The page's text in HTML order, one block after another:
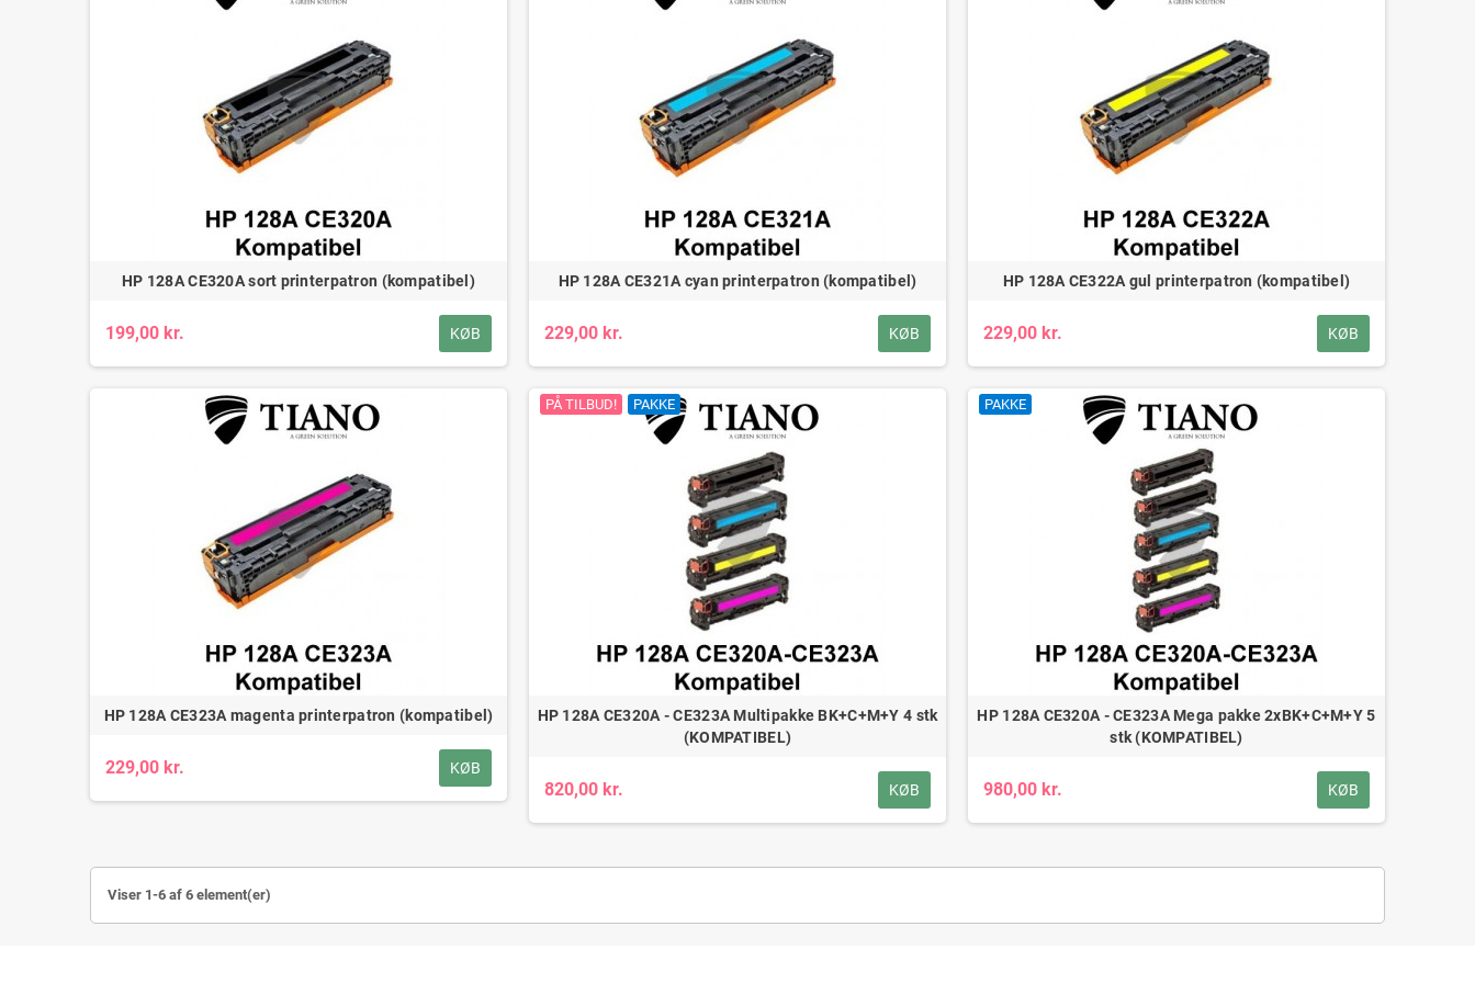
HP 128A CE320A sort printerpatron (kompatibel)
199,00 kr. KØB
HP 128A CE321A cyan printerpatron (kompatibel)
229,00 kr. KØB
HP 128A CE322A gul printerpatron (kompatibel)
229,00 kr. KØB
HP 128A CE323A magenta printerpatron (kompatibel)
229,00 kr. KØB
PÅ TILBUD! PAKKE
HP 128A CE320A - CE323A Multipakke BK+C+M+Y 4 stk
(KOMPATIBEL)
820,00 kr. KØB
PAKKE
HP 128A CE320A - CE323A Mega pakke 2xBK+C+M+Y 5
stk (KOMPATIBEL)
980,00 kr. KØB
Viser 1-6 af 6 element(er)